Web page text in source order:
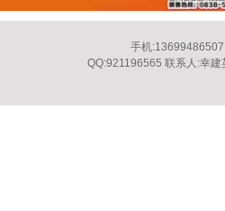
手机
QQ:921196565 联系人:幸